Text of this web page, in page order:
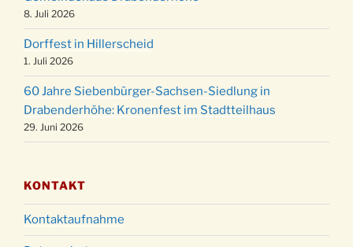
24.12.
Weihnachtsgottesdienst in der Kirche um
18:00 Uhr
24.12.
Christmette mit der ev. Jugend in der Kirche
um 23:00 Uhr
31.12.
Gottesdienst zu Silvester in der Kirche um
18:00 Uhr
8. Juli 2026
Dorffest in Hillerscheid
1. Juli 2026
60 Jahre Siebenbürger-Sachsen-Siedlung in
Drabenderhöhe: Kronenfest im Stadtteilhaus
29. Juni 2026
KONTAKT
Kontaktaufnahme